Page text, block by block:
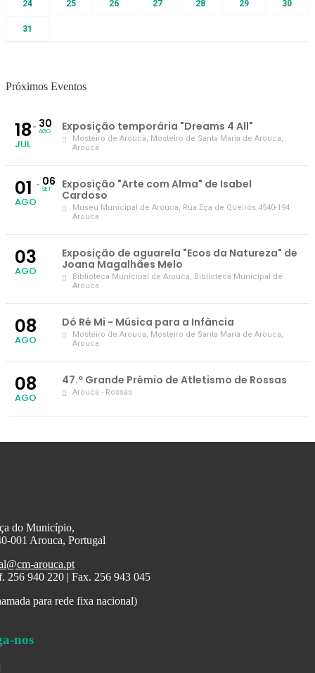
24 25 26 27 28 29 30
31
Próximos Eventos
18
JUL
30
AGO Exposição temporária "Dreams 4 All"
Mosteiro de Arouca, Mosteiro de Santa Maria de Arouca,
Arouca
01
AGO
06
SET
Exposição "Arte com Alma" de Isabel
Cardoso
Museu Municipal de Arouca, Rua Eça de Queirós 4540-194
Arouca
03
AGO
Exposição de aguarela "Ecos da Natureza" de
Joana Magalhães Melo
Biblioteca Municipal de Arouca, Biblioteca Municipal de
Arouca
08
AGO
Dó Ré Mi - Música para a Infância
Mosteiro de Arouca, Mosteiro de Santa Maria de Arouca,
Arouca
08
AGO
47.º Grande Prémio de Atletismo de Rossas
Arouca - Rossas
do Município,
001 Arouca, Portugal
arouca.pt
256 940 220 | Fax. 256 943 045
para rede fixa nacional)
nos